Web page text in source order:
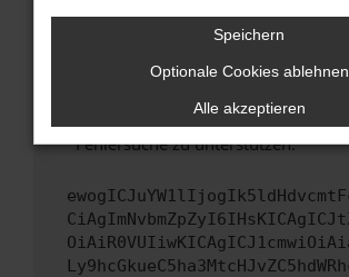
Wende dich an den
Wenn du alle oben genannten
hast, kontaktiere uns bitte. Wir
uns diesen Text schicken, um uns
Fehlersuche zu unterstützen:
Speichern
Optionale Cookies ablehnen
Alle akzeptieren